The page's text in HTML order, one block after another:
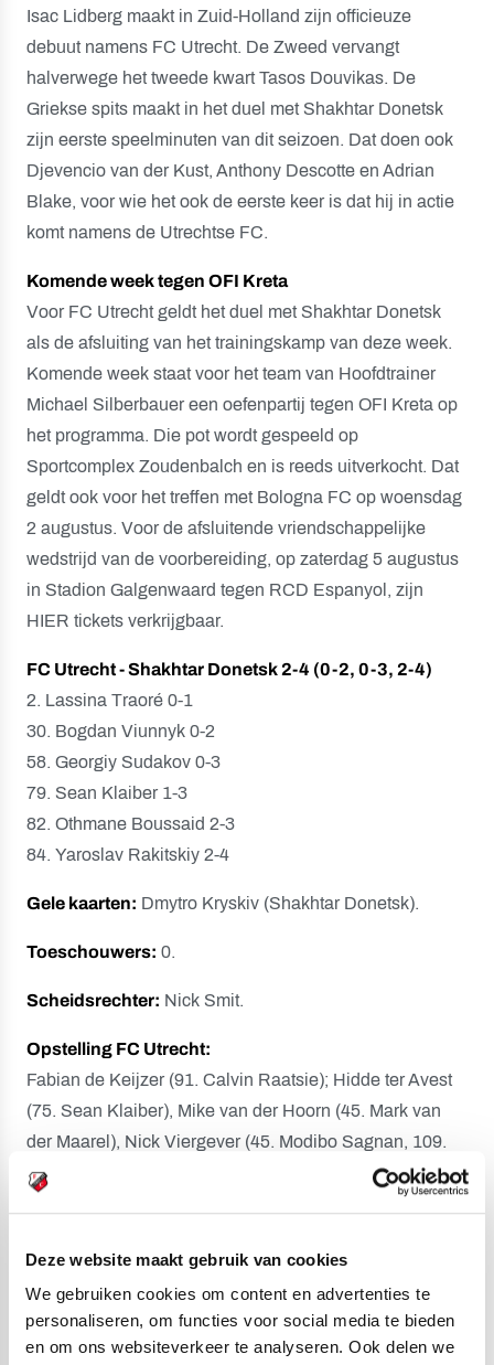
Deze website maakt gebruik van cookies
We gebruiken cookies om content en advertenties te
personaliseren, om functies voor social media te bieden
en om ons websiteverkeer te analyseren. Ook delen we
Isac Lidberg maakt in Zuid-Holland zijn officieuze
debuut namens FC Utrecht. De Zweed vervangt
halverwege het tweede kwart Tasos Douvikas. De
Griekse spits maakt in het duel met Shakhtar Donetsk
zijn eerste speelminuten van dit seizoen. Dat doen ook
Djevencio van der Kust, Anthony Descotte en Adrian
Blake, voor wie het ook de eerste keer is dat hij in actie
komt namens de Utrechtse FC.
Komende week tegen OFI Kreta
Voor FC Utrecht geldt het duel met Shakhtar Donetsk
als de afsluiting van het trainingskamp van deze week.
Komende week staat voor het team van Hoofdtrainer
Michael Silberbauer een oefenpartij tegen OFI Kreta op
het programma. Die pot wordt gespeeld op
Sportcomplex Zoudenbalch en is reeds uitverkocht. Dat
geldt ook voor het treffen met Bologna FC op woensdag
2 augustus. Voor de afsluitende vriendschappelijke
wedstrijd van de voorbereiding, op zaterdag 5 augustus
in Stadion Galgenwaard tegen RCD Espanyol, zijn
HIER tickets verkrijgbaar.
FC Utrecht - Shakhtar Donetsk 2-4 (0-2, 0-3, 2-4)
2. Lassina Traoré 0-1
30. Bogdan Viunnyk 0-2
58. Georgiy Sudakov 0-3
79. Sean Klaiber 1-3
82. Othmane Boussaid 2-3
84. Yaroslav Rakitskiy 2-4
Gele kaarten: Dmytro Kryskiv (Shakhtar Donetsk).
Toeschouwers: 0.
Scheidsrechter: Nick Smit.
Opstelling FC Utrecht:
Fabian de Keijzer (91. Calvin Raatsie); Hidde ter Avest
(75. Sean Klaiber), Mike van der Hoorn (45. Mark van
der Maarel), Nick Viergever (45. Modibo Sagnan, 109.
Christopher Mamengi), Souffian El Karouani (75.
Djevencio van der Kust); Luuk Brouwers (61. Victor
Seuntjens (61. Zakaria Labyad); Marouan Azarkan (61.
Othmane Boussaid, 90. Tommy St. Jago), Tasos
Douvikas (45. Isac Lidberg, 91. Anthony Descotte), Bart
Ramselaar (75. Adrian Blake).